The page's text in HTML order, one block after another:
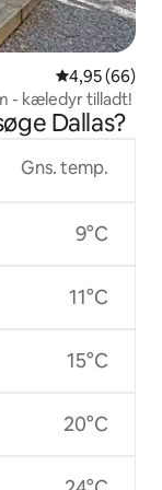
4,95 ud af 5 i
4,95 (66)
- kæledyr tilladt!
Dallas?
Gns. temp.
9°C
11°C
15°C
20°C